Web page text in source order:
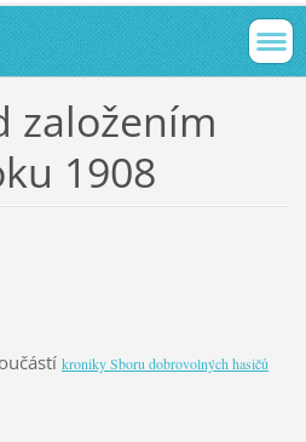
založením
1908
kroniky Sboru dobrovolných hasičů